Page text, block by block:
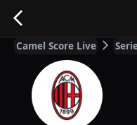
Camel Score Live